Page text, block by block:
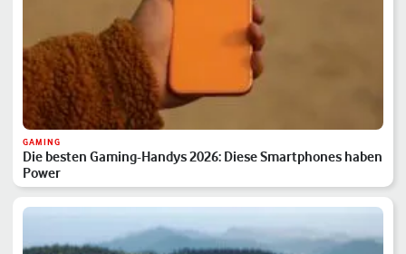
GAMING
Die besten Gaming-Handys 2026: Diese Smartphones haben
Power